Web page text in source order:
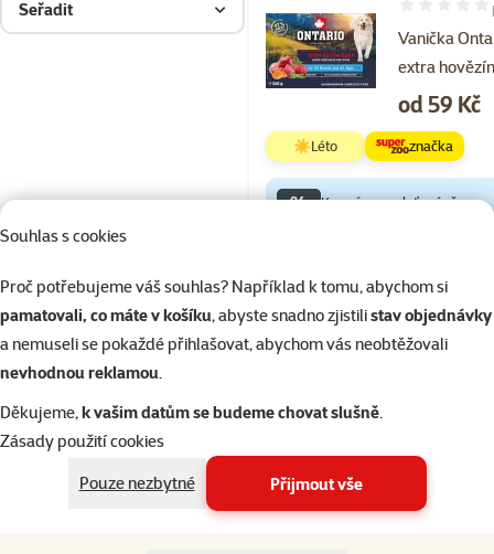
Souhlas s cookies
Proč potřebujeme váš souhlas? Například k tomu, abychom si
pamatovali, co máte v košíku, abyste snadno zjistilistav objednávky
a nemuseli se pokaždé přihlašovat, abychom vás neobtěžovali
nevhodnou reklamou.
Děkujeme,k vašim datům se budeme chovat slušně.
Zásady použití cookies
Pouze nezbytné
Přijmout vše
Seřadit
Vanička
extra
Hodnocení
Cena
od 59 Kč
☀️Léto značka
% Kup více, zaplať méně
☀️Léto